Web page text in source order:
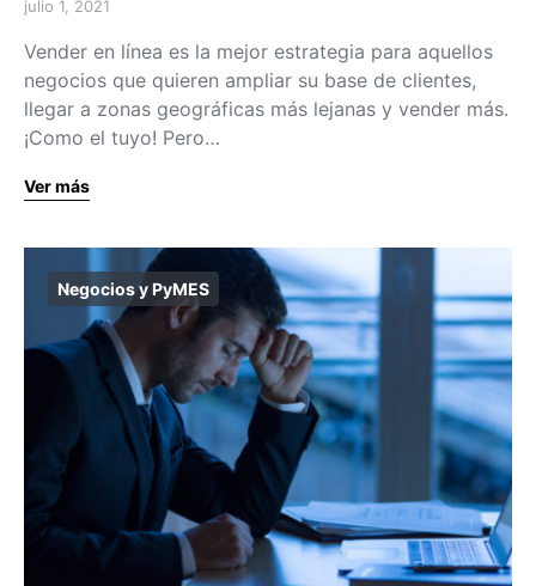
julio 1, 2021
Vender en línea es la mejor estrategia para aquellos
negocios que quieren ampliar su base de clientes,
llegar a zonas geográficas más lejanas y vender más.
¡Como el tuyo! Pero…
Ver más
Negocios y PyMES